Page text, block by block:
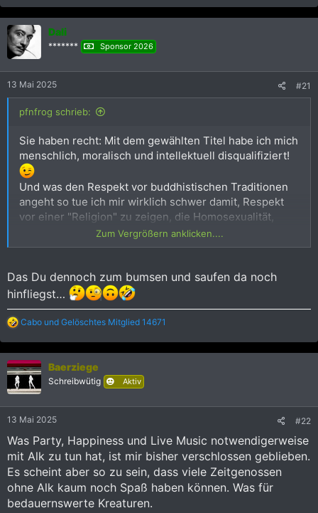
Dali
******* Sponsor 2026
13 Mai 2025 #21
pfnfrog schrieb:
Sie haben recht: Mit dem gewählten Titel habe ich mich
menschlich, moralisch und intellektuell disqualifiziert!
Und was den Respekt vor buddhistischen Traditionen
angeht so tue ich mir wirklich schwer damit, Respekt
vor einer "Religion" zu zeigen, die Homosexualität,
Transsexualität und Diversität als Strafe für die
schlechten Taten in einem früheren Leben
tolerant erscheinende thailändische Gesellschaft
respektiert in Wahrheit nur das verdiente "Schicksal"
der mit Andersartigkeit bestraften Menschen. Da ist mir
ja beinahe die katholische Moraltheologie lieber! Sie
Zum Vergrößern anklicken....
Das Du dennoch zum bumsen und saufen da noch
hinfliegst…
R
a
k
t
i
o
n
Cabo und Gelöschtes Mitglied 14671
Baerziege
Schreibwütig Aktiv
13 Mai 2025 #22
Was Party, Happiness und Live Music notwendigerweise
mit Alk zu tun hat, ist mir bisher verschlossen geblieben.
Es scheint aber so zu sein, dass viele Zeitgenossen
ohne Alk kaum noch Spaß haben können. Was für
bedauernswerte Kreaturen.